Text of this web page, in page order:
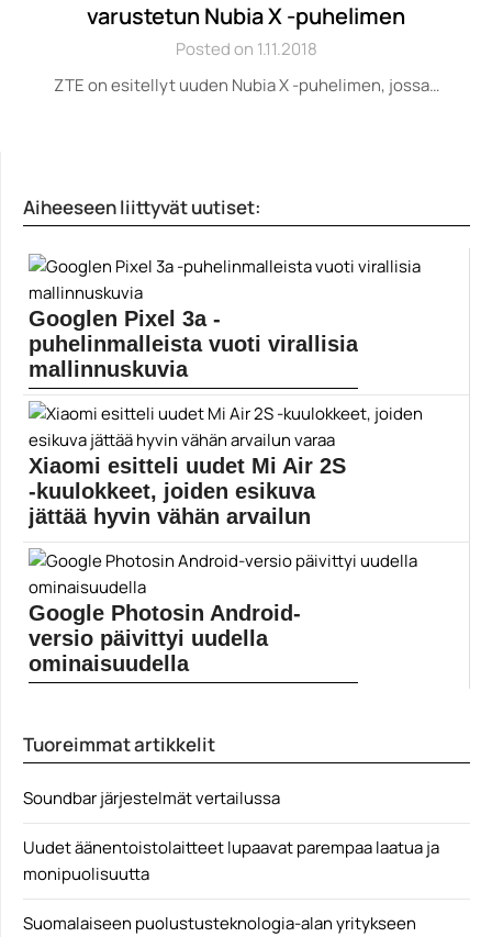
varustetun Nubia X -puhelimen
Posted on 1.11.2018
ZTE on esitellyt uuden Nubia X -puhelimen, jossa…
Aiheeseen liittyvät uutiset:
Googlen Pixel 3a -
puhelinmalleista vuoti virallisia
mallinnuskuvia
Googlen tulevista puhelimien hinnalliseen
Google
Xiaomi esitteli uudet Mi Air 2S
-kuulokkeet, joiden esikuva
jättää hyvin vähän arvailun
varaa
Xiaomin uudet täysin langattomat Mi Air 2S -
nappikuulokeet...
langattomat kuulokkeet
Google Photosin Android-
versio päivittyi uudella
ominaisuudella
Google
Tuoreimmat artikkelit
Soundbar järjestelmät vertailussa
Uudet äänentoistolaitteet lupaavat parempaa laatua ja
monipuolisuutta
Suomalaiseen puolustusteknologia-alan yritykseen